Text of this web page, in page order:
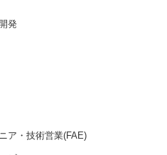
発
ア・技術営業(FAE)